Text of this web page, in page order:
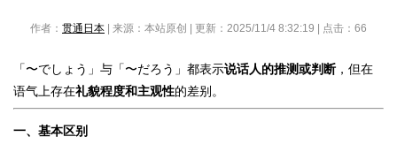
作者： 贯通日本 | 来源：本站原创 | 更新：2025/11/4 8:32:19 | 点击： 66
「〜でしょう」与「〜だろう」都表示说话人的推测或判断 ，但在
语气上存在礼貌程度和主观性的差别。
一、基本区别